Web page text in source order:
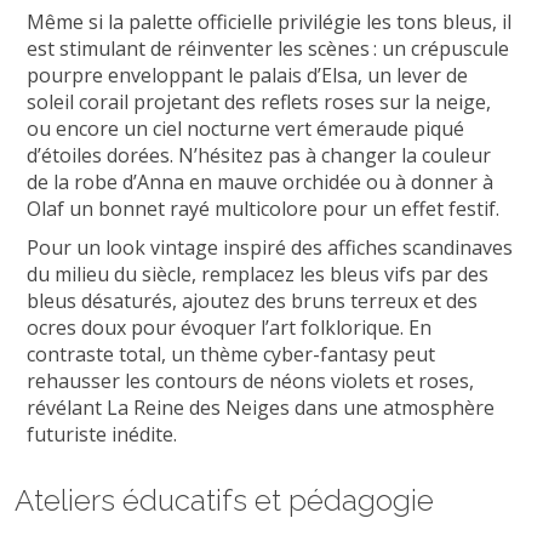
Même si la palette officielle privilégie les tons bleus, il
est stimulant de réinventer les scènes : un crépuscule
pourpre enveloppant le palais d’Elsa, un lever de
soleil corail projetant des reflets roses sur la neige,
ou encore un ciel nocturne vert émeraude piqué
d’étoiles dorées. N’hésitez pas à changer la couleur
de la robe d’Anna en mauve orchidée ou à donner à
Olaf un bonnet rayé multicolore pour un effet festif.
Pour un look vintage inspiré des affiches scandinaves
du milieu du siècle, remplacez les bleus vifs par des
bleus désaturés, ajoutez des bruns terreux et des
ocres doux pour évoquer l’art folklorique. En
contraste total, un thème cyber-fantasy peut
rehausser les contours de néons violets et roses,
révélant La Reine des Neiges dans une atmosphère
futuriste inédite.
Ateliers éducatifs et pédagogie